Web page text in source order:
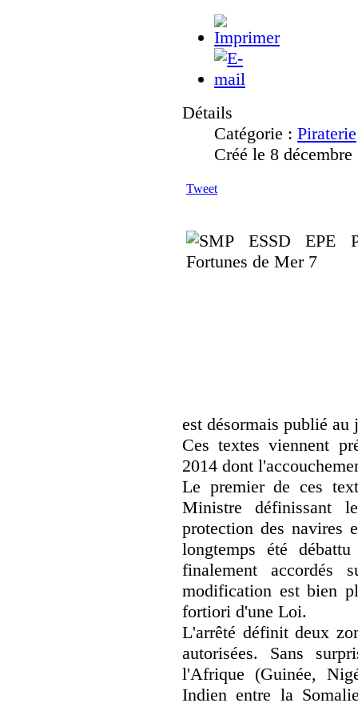
Détails
Catégorie : Piraterie
Créé le 8 décembre
Tweet
est désormais publié
Ces textes viennent
2014 dont
Le premier de ces
Ministre définissant
protection des navires
longtemps été
finalement
modification est bien
fortiori d'une Loi.
L'arrêté définit deux
autorisées. Sans
l'Afrique (Guinée,
Indien entre la